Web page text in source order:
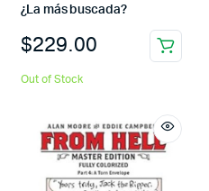
¿La más buscada?
$229.00
Out of Stock